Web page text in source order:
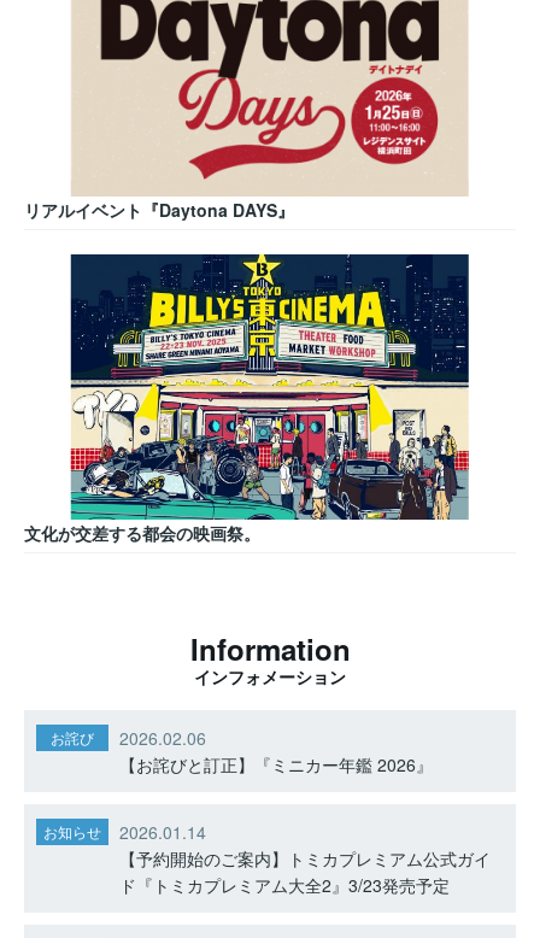
リアルイベント『Daytona DAYS』
文化が交差する都会の映画祭。
Information
インフォメーション
お詫び
2026.02.06
【お詫びと訂正】『ミニカー年鑑 2026』
お知らせ
2026.01.14
【予約開始のご案内】トミカプレミアム公式ガイ
ド『トミカプレミアム大全2』3/23発売予定